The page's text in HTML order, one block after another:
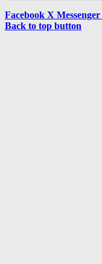
Facebook X Messenger
Back to top button